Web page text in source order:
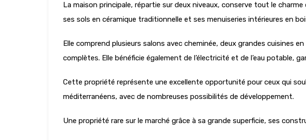
La maison principale, répartie sur deux niveaux, conserve tout le
ses sols en céramique traditionnelle et ses menuiseries intérieures en
Elle comprend plusieurs salons avec cheminée, deux grandes cuisines
complètes. Elle bénéficie également de l’électricité et de l’eau
Cette propriété représente une excellente opportunité pour ceux qui
méditerranéens, avec de nombreuses possibilités de développement.
Une propriété rare sur le marché grâce à sa grande superficie, ses